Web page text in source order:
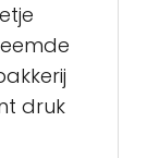
druk